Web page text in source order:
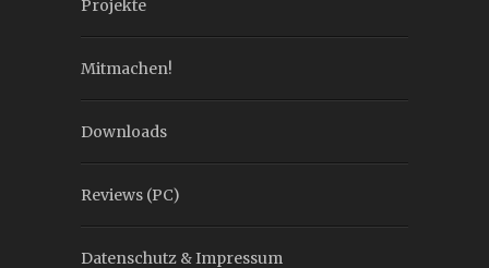
Projekte
Mitmachen!
Downloads
Reviews (PC)
Datenschutz & Impressum